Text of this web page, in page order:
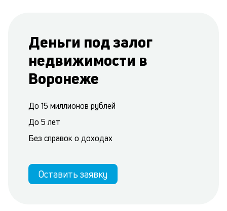
Деньги под залог
недвижимости в
Воронеже
До 15 миллионов рублей
До 5 лет
Без справок о доходах
Оставить заявку